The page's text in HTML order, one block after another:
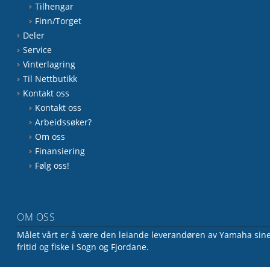
Tilhengar
Finn/Torget
Deler
Service
Vinterlagring
Til Nettbutikk
Kontakt oss
Kontakt oss
Arbeidssøker?
Om oss
Finansiering
Følg oss!
OM OSS
Målet vårt er å være den leiande leverandøren av Yamaha
fritid og fiske i Sogn og Fjordane.